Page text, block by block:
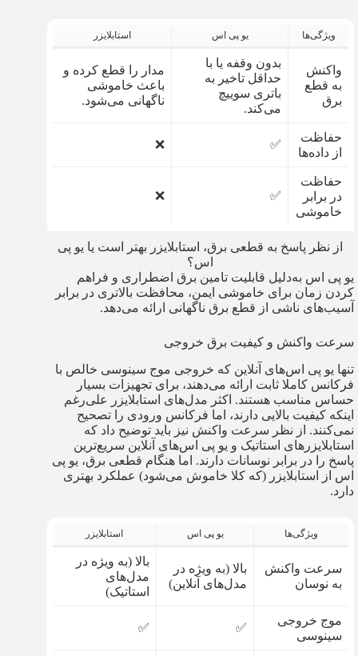
ویژگی‌ها یو پی اس استابلایزر
واکنش
به قطع
برق
بدون وقفه یا با
حداقل تاخیر به
باتری سوییچ
می‌کند.
مدار را قطع کرده و
باعث خاموشی
ناگهانی می‌شود.
حفاظت
از داده‌ها
✅
❌
حفاظت
در برابر
خاموشی
✅
❌
از نظر پاسخ به قطعی برق، استابلایزر بهتر است یا یو پی
اس؟
یو پی اس به‌دلیل قابلیت تامین برق اضطراری و فراهم
کردن زمان برای خاموشی ایمن، محافظت بالاتری در برابر
آسیب‌های ناشی از قطع برق ناگهانی ارائه می‌دهد.
سرعت واکنش و کیفیت برق خروجی
تنها یو پی اس‌های آنلاین که خروجی موج سینوسی خالص با
فرکانس کاملا ثابت ارائه می‌دهند، برای تجهیزات بسیار
حساس مناسب هستند. اکثر مدل‌های استابلایزر علی‌رغم
اینکه کیفیت بالایی دارند، اما فرکانس ورودی را تصحیح
نمی‌کنند. از نظر سرعت واکنش نیز باید توضیح داد که
استابلایزرهای استاتیک و یو پی اس‌های آنلاین سریع‌ترین
پاسخ را در برابر نوسانات دارند. اما هنگام قطعی برق، یو پی
اس از استابلایزر (که کلا خاموش می‌شود) عملکرد بهتری
دارد.
ویژگی‌ها یو پی اس استابلایزر
سرعت واکنش
به نوسان
بالا (به ویژه در
مدل‌های آنلاین)
بالا (به ویژه در
مدل‌های
استاتیک)
موج خروجی
سینوسی
✅
✅